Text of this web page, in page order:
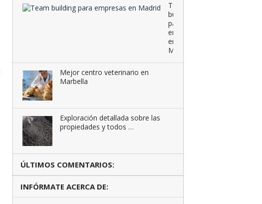
Team
building
para
empresas
en
Madrid
Mejor centro veterinario en
Marbella
Exploración detallada sobre las
propiedades y todos …
ÚLTIMOS COMENTARIOS:
INFÓRMATE ACERCA DE: